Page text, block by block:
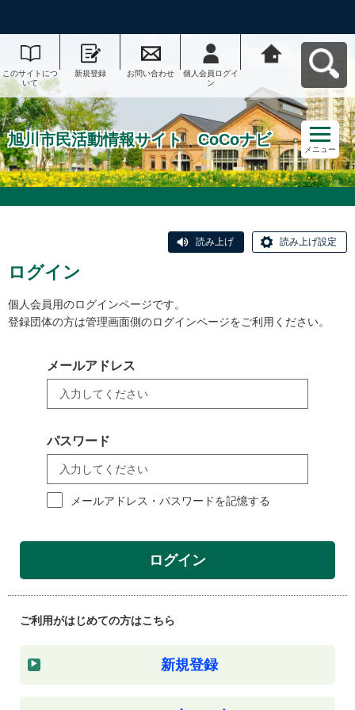
このサイトにつ
いて
新規登録 お問い合わせ
個人会員ログイ
ン
ナビへ戻る
旭川市民活動情報サイト CoCoナビ
メニュー
読み上げ 読み上げ設定
ログイン
個人会員用のログインページです。
登録団体の方は管理画面側のログインページをご利用ください。
メールアドレス
パスワード
メールアドレス・パスワードを記憶する
ログイン
ご利用がはじめての方はこちら
新規登録